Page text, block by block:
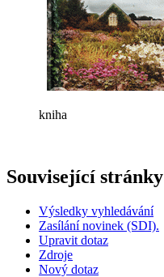
kniha
Související stránky
Výsledky vyhledávání
Zasílání novinek (SDI).
Upravit dotaz
Zdroje
Nový dotaz